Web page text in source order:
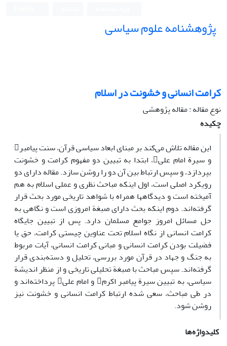
پژوهشنامه علوم سیاسی
کرامت انسانی و خشونت در اسلام
نوع مقاله : مقاله پژوهشی
چکیده
این مقاله تلاش می‌کند بر مبنای ابعاد سیاسی قرآن، سنت پیامبر
و سیرة امام علی، ابتدا به تبیین دو مفهوم کرامت و خشونت
بپردازد، و سپس ارتباط بین آن دو را روشن سازد. مقاله دارای دو
رویکرد اصلی است، اول اینکه مباحث نظری و عملی اسلام به هم
آمیخته است و دیدگاهها همراه با شواهد تاریخی مورد بحث قرار
گرفته‌اند. دوم اینکه بحث دارای صبغة امروزی است و نگاهی به
حل مسائل امروز جوامع مسلمان دارد. پس از تبیین جایگاه
کرامت انسانی از نگاه اسلام تحت عناوین چیستی کرامت، حق یا
فضیلت بودن کرامت انسانی و مبانی کرامت انسانی، آیات مربوط
به جنگ و جهاد در قرآن مورد بررسی، تحلیل و دسته‌بندی قرار
گرفته‌اند. سپس مباحث با صبغة تحلیلی تاریخی و از منظر اندیشة
سیاسی، به تبیین سیرة پیامبر اکرم و امام علی پرداخته‌اند و
در طی مباحث، سعی شده ارتباط کرامت انسانی و خشونت نیز
روشن شود.
کلیدواژه‌ها